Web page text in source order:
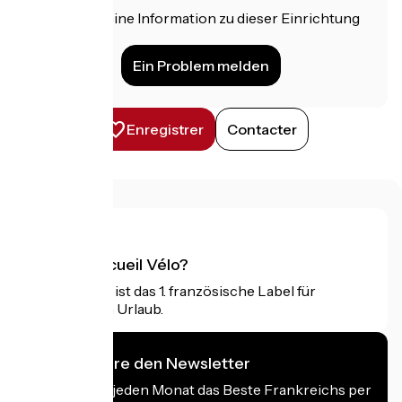
Haben Sie eine Information zu dieser Einrichtung
Ein Problem melden
Enregistrer Contacter
Was ist Accueil Vélo?
Accueil Vélo ist das 1. französische Label für
Radfahrer im Urlaub.
Ich abonniere den Newsletter
Erhalten Sie jeden Monat das Beste Frankreichs per